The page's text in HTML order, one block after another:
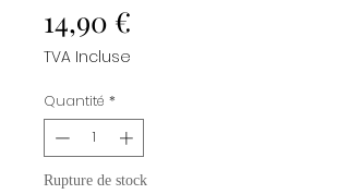
14,90 €
TVA Incluse
Quantité *
Rupture de stock